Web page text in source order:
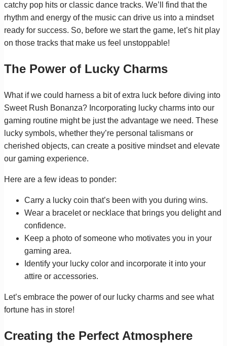
catchy pop hits or classic dance tracks. We’ll find that the
rhythm and energy of the music can drive us into a mindset
ready for success. So, before we start the game, let’s hit play
on those tracks that make us feel unstoppable!
The Power of Lucky Charms
What if we could harness a bit of extra luck before diving into
Sweet Rush Bonanza? Incorporating lucky charms into our
gaming routine might be just the advantage we need. These
lucky symbols, whether they’re personal talismans or
cherished objects, can create a positive mindset and elevate
our gaming experience.
Here are a few ideas to ponder:
Carry a lucky coin that’s been with you during wins.
Wear a bracelet or necklace that brings you delight and
confidence.
Keep a photo of someone who motivates you in your
gaming area.
Identify your lucky color and incorporate it into your
attire or accessories.
Let’s embrace the power of our lucky charms and see what
fortune has in store!
Creating the Perfect Atmosphere